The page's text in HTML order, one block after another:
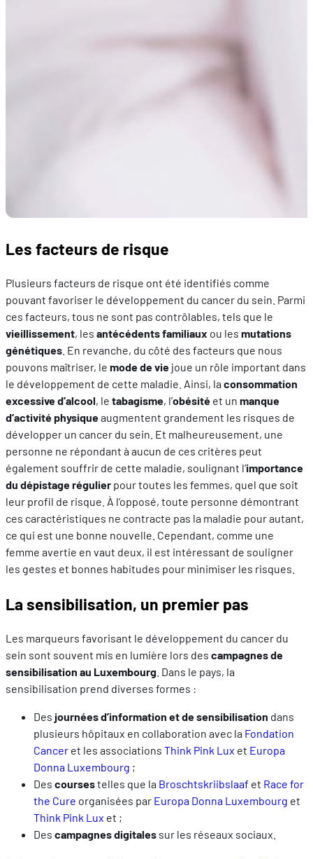
Les facteurs de risque
Plusieurs facteurs de risque ont été identifiés comme
pouvant favoriser le développement du cancer du sein. Parmi
ces facteurs, tous ne sont pas contrôlables, tels que le
vieillissement, les antécédents familiaux ou les mutations
génétiques . En revanche, du côté des facteurs que nous
pouvons maîtriser, le mode de vie joue un rôle important dans
le développement de cette maladie. Ainsi, la consommation
excessive d’alcool, le tabagisme, l’obésité et un manque
d’activité physiqueaugmentent grandement les risques de
développer un cancer du sein. Et malheureusement, une
personne ne répondant à aucun de ces critères peut
également souffrir de cette maladie, soulignant l’importance
du dépistage régulier pour toutes les femmes, quel que soit
leur profil de risque. À l’opposé, toute personne démontrant
ces caractéristiques ne contracte pas la maladie pour autant,
ce qui est une bonne nouvelle. Cependant, comme une
femme avertie en vaut deux, il est intéressant de souligner
les gestes et bonnes habitudes pour minimiser les risques.
La sensibilisation, un premier pas
Les marqueurs favorisant le développement du cancer du
sein sont souvent mis en lumière lors des campagnes de
sensibilisation au Luxembourg . Dans le pays, la
sensibilisation prend diverses formes :
Des journées d’information et de sensibilisation dans
plusieurs hôpitaux en collaboration avec la Fondation
Cancer et les associations Think Pink Lux et Europa
Donna Luxembourg ;
Des coursestelles que la Broschtskriibslaaf et Race for
the Cure organisées par Europa Donna Luxembourg et
Think Pink Lux et ;
Des campagnes digitales sur les réseaux sociaux.